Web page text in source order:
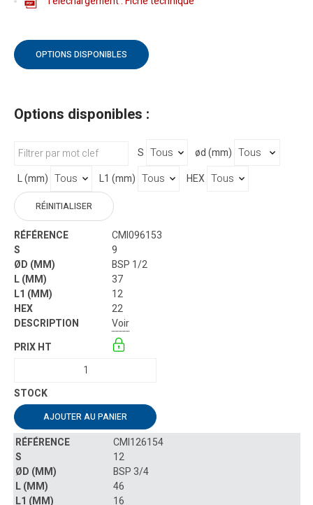
OPTIONS DISPONIBLES
Options disponibles :
S
ød (mm)
L (mm)
L1 (mm) HEX
RÉINITIALISER
CMI096153
9
BSP 1/2
37
12
22
Voir
AJOUTER AU PANIER
CMI126154
12
BSP 3/4
46
16